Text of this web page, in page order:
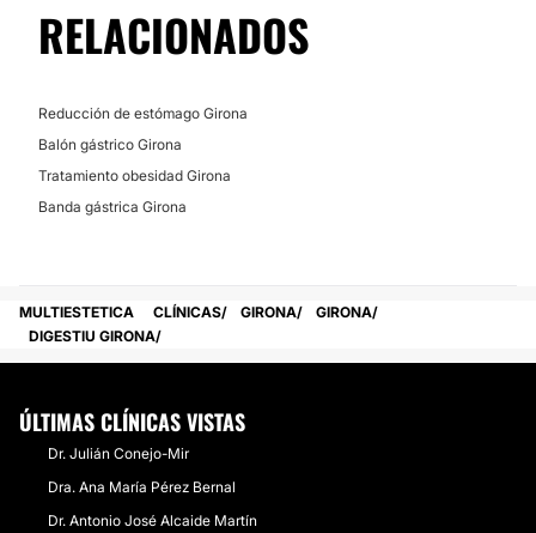
Financiación o facilidades de pago:
No
RELACIONADOS
Reducción de estómago Girona
Balón gástrico Girona
Tratamiento obesidad Girona
Banda gástrica Girona
MULTIESTETICA CLÍNICAS GIRONA
GIRONA
DIGESTIU GIRONA
ÚLTIMAS CLÍNICAS VISTAS
Dr. Julián Conejo-Mir
Dra. Ana María Pérez Bernal
Dr. Antonio José Alcaide Martín